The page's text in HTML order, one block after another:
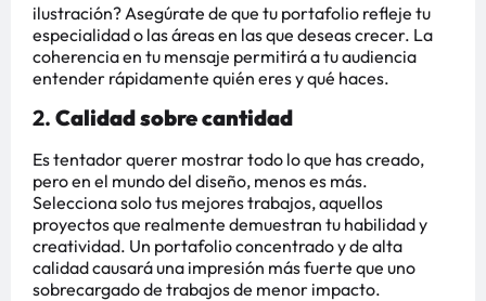
ilustración? Asegúrate de que tu portafolio refleje tu
especialidad o las áreas en las que deseas crecer. La
coherencia en tu mensaje permitirá a tu audiencia
entender rápidamente quién eres y qué haces.
2. Calidad sobre cantidad
Es tentador querer mostrar todo lo que has creado,
pero en el mundo del diseño, menos es más.
Selecciona solo tus mejores trabajos, aquellos
proyectos que realmente demuestran tu habilidad y
creatividad. Un portafolio concentrado y de alta
calidad causará una impresión más fuerte que uno
sobrecargado de trabajos de menor impacto.